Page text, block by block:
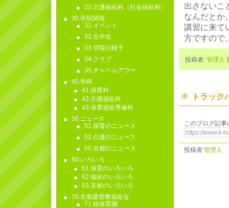
出さないこ
なんだとか
講習に来て
方ですので
投稿者:管理人
トラック
このブログ記
投稿者:管理人
22.介護福祉科（社会福祉科）
30.学院関係
31.イベント
32.在学生
33.学院の様子
34.クラブ
35.チャペルアワー
40.学科
41.保育科
42.介護福祉科
43.保育福祉専修科
50.ニュース
51.保育のニュース
52.介護のニュース
55.京都のニュース
60.いろいろ
61.保育のいろいろ
62.福祉のいろいろ
63.京都のいろいろ
70.京都基督教福祉会
71.桂保育園